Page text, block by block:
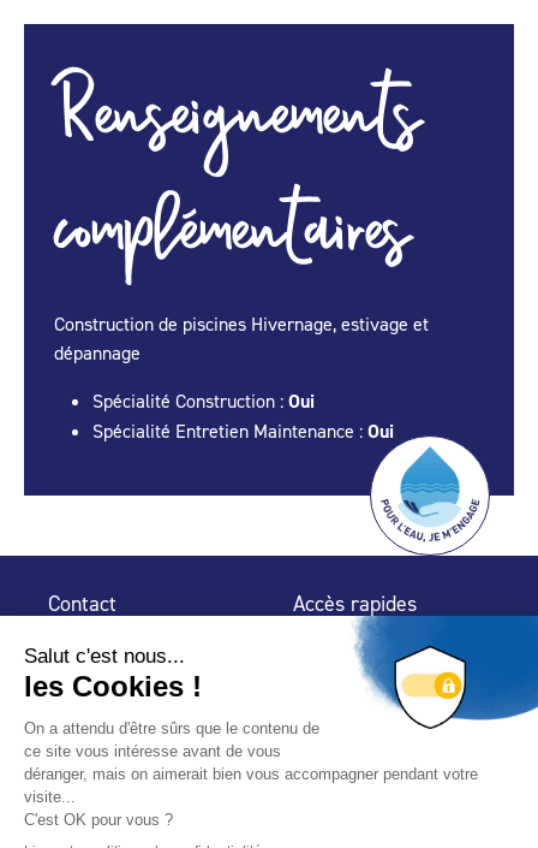
Renseignements
complémentaires
Construction de piscines Hivernage, estivage et
dépannage
Spécialité Construction : Oui
Spécialité Entretien Maintenance : Oui
Contact
32 rue de Mogador
75 009 Paris
Accès rapides
Espace Presse
Trouver un
professionnel
Nous suivre